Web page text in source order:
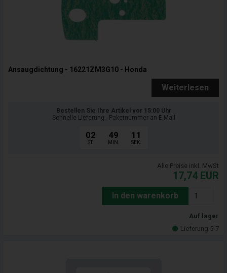
Ansaugdichtung - 16221ZM3G10 - Honda
Weiterlesen
Bestellen Sie Ihre Artikel vor 15:00 Uhr
Schnelle Lieferung - Paketnummer an E-Mail
02
ST.
49
MIN.
09
SEK.
Alle Preise inkl. MwSt
17,74 EUR
In den warenkorb
Auf lager
Lieferung 5-7